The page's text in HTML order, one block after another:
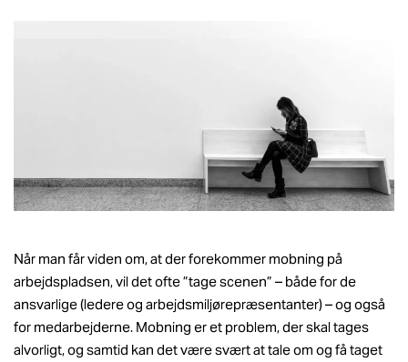
Når man får viden om, at der forekommer mobning på
arbejdspladsen, vil det ofte ”tage scenen” – både for de
ansvarlige (ledere og arbejdsmiljørepræsentanter) – og også
for medarbejderne. Mobning er et problem, der skal tages
alvorligt, og samtid kan det være svært at tale om og få taget